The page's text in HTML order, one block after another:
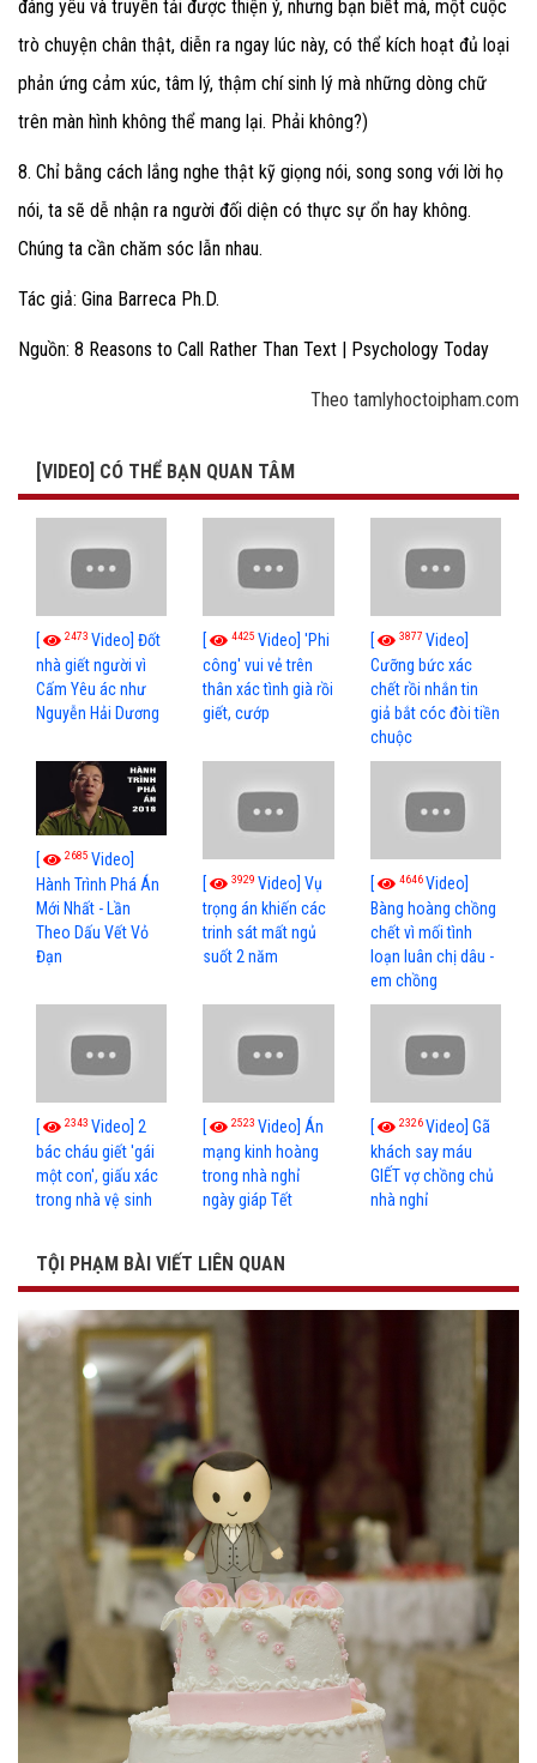
đáng yêu và truyền tải được thiện ý, nhưng bạn biết mà, một cuộc
trò chuyện chân thật, diễn ra ngay lúc này, có thể kích hoạt đủ loại
phản ứng cảm xúc, tâm lý, thậm chí sinh lý mà những dòng chữ
trên màn hình không thể mang lại. Phải không?)
8. Chỉ bằng cách lắng nghe thật kỹ giọng nói, song song với lời họ
nói, ta sẽ dễ nhận ra người đối diện có thực sự ổn hay không.
Chúng ta cần chăm sóc lẫn nhau.
Tác giả: Gina Barreca Ph.D.
Nguồn: 8 Reasons to Call Rather Than Text | Psychology Today
Theo tamlyhoctoipham.com
[VIDEO] CÓ THỂ BẠN QUAN TÂM
[ 2473 Video] Đốt
nhà giết người vì
Cấm Yêu ác như
Nguyễn Hải Dương
[ 4425Video] 'Phi
công' vui vẻ trên
thân xác tình già rồi
giết, cướp
[ 3877 Video]
Cưỡng bức xác
chết rồi nhắn tin
giả bắt cóc đòi tiền
chuộc
[ 2685 Video]
Hành Trình Phá Án
Mới Nhất - Lần
Theo Dấu Vết Vỏ
Đạn
[ 3929Video] Vụ
trọng án khiến các
trinh sát mất ngủ
suốt 2 năm
[ 4646Video]
Bàng hoàng chồng
chết vì mối tình
loạn luân chị dâu -
em chồng
[ 2343 Video] 2
bác cháu giết 'gái
một con', giấu xác
trong nhà vệ sinh
[ 2523Video] Án
mạng kinh hoàng
trong nhà nghỉ
ngày giáp Tết
[ 2326Video] Gã
khách say máu
GIẾT vợ chồng chủ
nhà nghỉ
TỘI PHẠM BÀI VIẾT LIÊN QUAN